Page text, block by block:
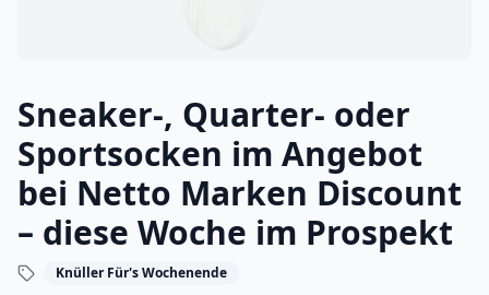
Sneaker-, Quarter- oder
Sportsocken im Angebot
bei Netto Marken Discount
– diese Woche im Prospekt
Knüller Für's Wochenende